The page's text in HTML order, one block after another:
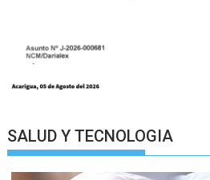
SALUD Y TECNOLOGIA